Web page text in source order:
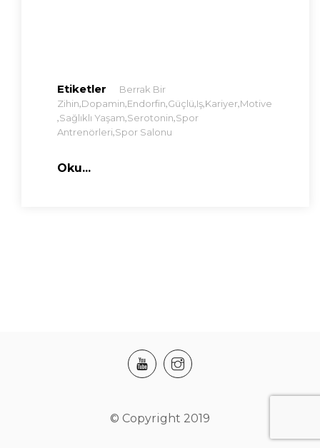
Etiketler
Berrak Bir
Zihin,Dopamin,Endorfin,Güçlü,Iş,Kariyer,Motive
,Sağlıklı Yaşam,Serotonin,Spor
Antrenörleri,Spor Salonu
Oku...
© Copyright 2019